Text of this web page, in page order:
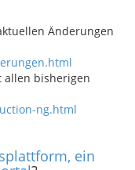
Änderungen
allen bisherigen
ng.html
ein